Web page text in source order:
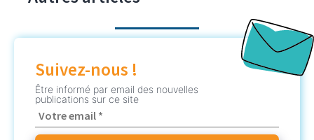
Suivez-nous !
Être informé par email des nouvelles
publications sur ce site